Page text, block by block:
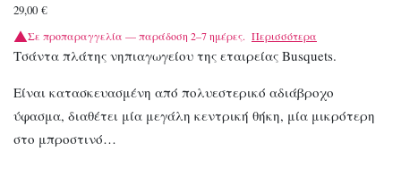
29,00 €
Σε προπαραγγελία — παράδοση 2–7 ημέρες. Περισσότερα
Τσάντα πλάτης νηπιαγωγείου της εταιρείας Busquets.
Είναι κατασκευασμένη από πολυεστερικό αδιάβροχο
ύφασμα, διαθέτει μία μεγάλη κεντρική θήκη, μία μικρότερη
στο μπροστινό…